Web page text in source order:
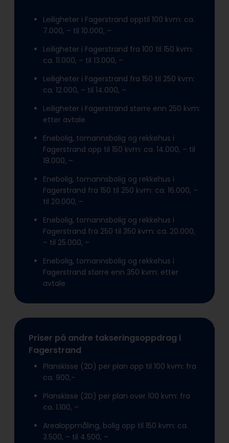
Leiligheter i Fagerstrand opptil 100 kvm: ca.
7.000, – til 10.000, –
Leiligheter i Fagerstrand fra 100 til 150 kvm:
ca. 11.000, – til 13.000, –
Leiligheter i Fagerstrand fra 150 til 250 kvm:
ca. 12.000, – til 14.000, –
Leiligheter i Fagerstrand større enn 250 kvm:
etter avtale
Enebolig, tomannsbolig og rekkehus i
Fagerstrand opp til 150 kvm: ca. 14.000, – til
18.000, –
Enebolig, tomannsbolig og rekkehus i
Fagerstrand fra 150 til 250 kvm: ca. 16.000, –
til 20.000, –
Enebolig, tomannsbolig og rekkehus i
Fagerstrand fra 250 til 350 kvm: ca. 20.000,
– til 25.000, –
Enebolig, tomannsbolig og rekkehus i
Fagerstrand større enn 350 kvm: etter
avtale
Priser på andre takseringsoppdrag i
Fagerstrand
Planskisse (2D) per plan opp til 100 kvm: fra
ca. 900,-
Planskisse (2D) per plan over 100 kvm: fra
ca. 1.100, –
Arealoppmåling, bolig opp til 150 kvm: ca.
3.500, – til 4.500, –